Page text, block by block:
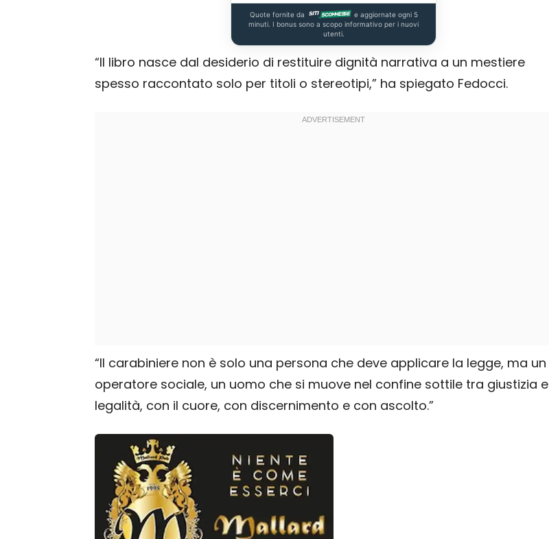
Quote fornite da
e aggiornate ogni 5
minuti. I bonus sono a scopo informativo per i nuovi
utenti.
“Il libro nasce dal desiderio di restituire dignità narrativa a un mestiere
spesso raccontato solo per titoli o stereotipi,” ha spiegato Fedocci.
“Il carabiniere non è solo una persona che deve applicare la legge, ma un
operatore sociale, un uomo che si muove nel confine sottile tra giustizia e
legalità, con il cuore, con discernimento e con ascolto.”